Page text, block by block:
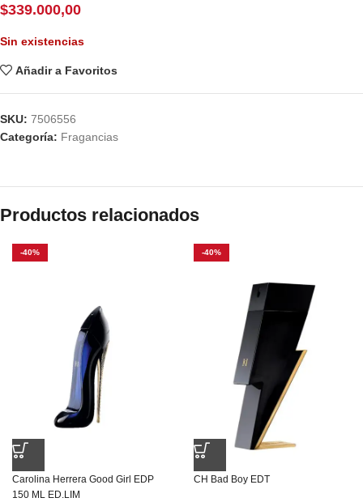
$339.000,00
Sin existencias
Añadir a Favoritos
SKU: 7506556
Categoría: Fragancias
Productos relacionados
-40%
Carolina Herrera Good Girl EDP
150 ML ED.LIM
-40%
CH Bad Boy EDT